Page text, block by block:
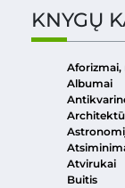
KNYGŲ
Albumai
Atvirukai
Buitis